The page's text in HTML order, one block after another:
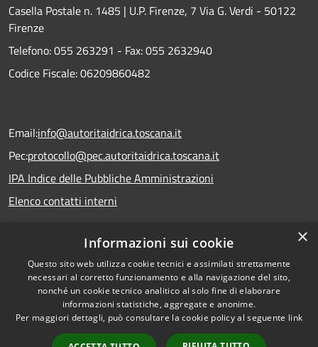
Casella Postale n. 1485 | U.P. Firenze, 7 Via G. Verdi - 50122
Firenze
Telefono:055 263291 - Fax:055 2632940
Codice Fiscale: 06209860482
Email:info@autoritaidrica.toscana.it
Pec:protocollo@pec.autoritaidrica.toscana.it
IPA Indice delle Pubbliche Amministrazioni
Elenco contatti interni
Dichiarazione accessibilità
Accessibilità
Copyright © 2026 • Autorità
Idrica Toscana • Powered by
Municipium• Accesso
×
Informazioni sui cookie
Questo sito web utilizza cookie tecnici e assimilati strettamente
necessari al corretto funzionamento e alla navigazione del sito,
nonché un cookie tecnico analitico al solo fine di elaborare
informazioni statistiche, aggregate e anonime.
Per maggiori dettagli, può consultare la cookie policy al seguente link